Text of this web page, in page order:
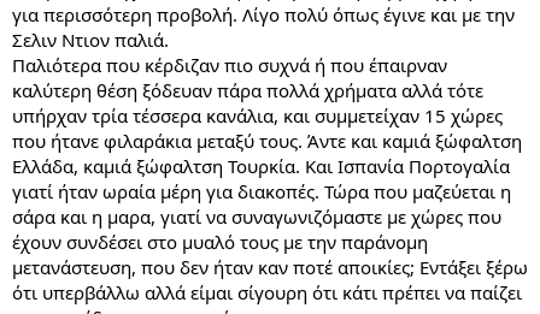
για περισσότερη προβολή. Λίγο πολύ όπως έγινε και με την
Σελιν Ντιον παλιά.
Παλιότερα που κέρδιζαν πιο συχνά ή που έπαιρναν
καλύτερη θέση ξόδευαν πάρα πολλά χρήματα αλλά τότε
υπήρχαν τρία τέσσερα κανάλια, και συμμετείχαν 15 χώρες
που ήτανε φιλαράκια μεταξύ τους. Άντε και καμιά ξώφαλτση
Ελλάδα, καμιά ξώφαλτση Τουρκία. Και Ισπανία Πορτογαλία
γιατί ήταν ωραία μέρη για διακοπές. Τώρα που μαζεύεται η
σάρα και η μαρα, γιατί να συναγωνιζόμαστε με χώρες που
έχουν συνδέσει στο μυαλό τους με την παράνομη
μετανάστευση, που δεν ήταν καν ποτέ αποικίες; Εντάξει ξέρω
ότι υπερβάλλω αλλά είμαι σίγουρη ότι κάτι πρέπει να παίζει